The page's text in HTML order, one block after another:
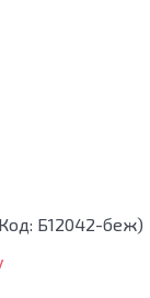
Б12042-беж)